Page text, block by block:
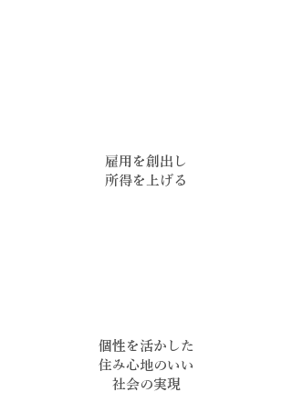
雇用を創出し
所得を上げる
個性を活かした
住み心地のいい
社会の実現